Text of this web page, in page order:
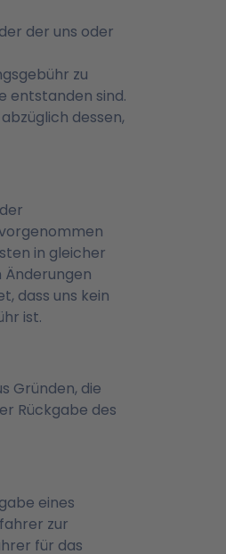
der uns oder
zu
entstanden sind.
dessen,
in gleicher
Änderungen
dass uns kein
ist.
Gründen, die
Rückgabe des
eines
zur
für das